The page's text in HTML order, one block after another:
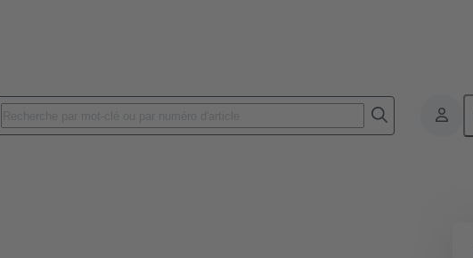
d'Equipements Connecteurs carte à carte